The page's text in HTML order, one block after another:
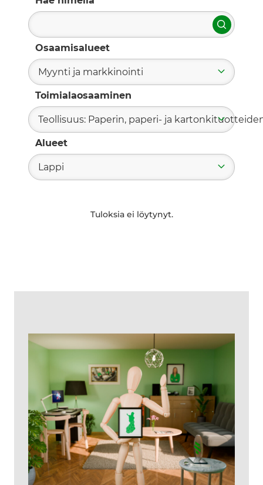
Hae
Osaamisalueet
Myynti ja markkinointi
Toimialaosaaminen
Teollisuus: Paperin, paperi- ja
Alueet
Lappi
Tuloksia ei löytynyt.